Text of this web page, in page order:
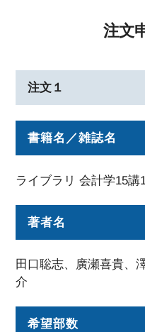
注文
注文１
書籍名／雑誌名
ライブラリ 会計学
著者名
田口聡志、廣瀬喜貴、
介
希望部数